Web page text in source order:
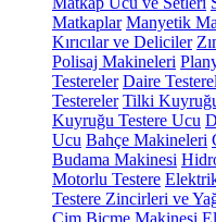
Matkaplar Manyetik
Kırıcılar ve Deliciler
Polisaj Makineleri
Testereler Daire
Testereler Tilki
Kuyruğu Testere Ucu
Ucu Bahçe Makineleri
Budama Makinesi
Motorlu Testere
Testere Zincirleri ve
Çim Biçme Makinesi